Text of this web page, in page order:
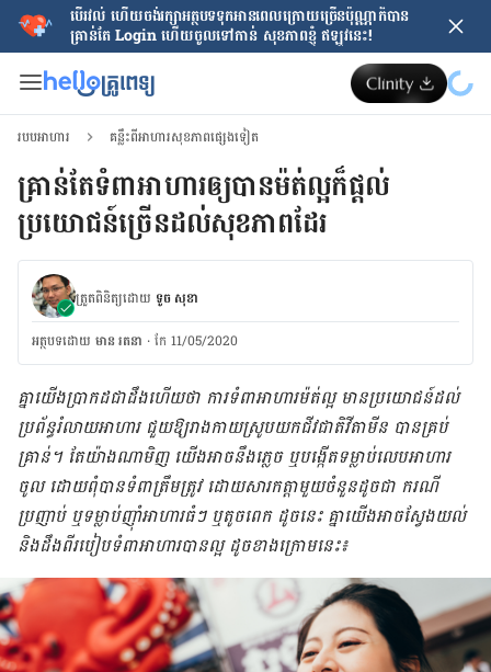
បើរវល់ ហើយចង់​រក្សាអត្ថបទទុកអានពេលក្រោយ​ច្រើនប៉ុណ្ណាក៏បាន
គ្រាន់តែ​ Login ហើយចូលទៅកាន់ សុខភាពខ្ញុំ ឥឡូវនេះ!
របបអាហារ គន្លឹះពីអាហារសុខភាពផ្សេងទៀត
គ្រាន់តែទំពាអាហារឲ្យ​បាន​ម៉ត់ល្អ​ក៏ផ្ដល់
ប្រយោជន៍ច្រើនដល់​សុខភាពដែរ​
ត្រួតពិនិត្យដោយ ទូច សុខា
អត្ថបទ​ដោយ មាន រតនា ·កែ 11/05/2020
គ្នា​យើង​ប្រាកដ​ជា​ដឹង​​ហើយ​ថា ការ​ទំពា​អាហារ​ម៉ត់​ល្អ​ មាន​ប្រយោជន៍​ដល់​
ប្រព័ន្ធ​រំលាយ​អាហារ ជួយ​ឱ្យ​រាង​កាយ​ស្រូប​យក​ជីវជាតិ​វីតាមីន បាន​គ្រប់​
គ្រាន់។ តែ​យ៉ាង​ណា​មិញ យើង​អាច​នឹង​ភ្លេច ឬ​បង្កើត​ទម្លាប់​​​លេប​​អាហារ​
ចូល​​ ដោយ​ពុំ​បាន​ទំពា​ត្រឹម​ត្រូវ​ ដោយ​សារ​កត្តា​​មួយ​ចំនួន​ដូច​ជា ករណី​
ប្រញាប់ ឬ​ទម្លាប់​ញ៉ាំ​អាហារ​ធំ​ៗ ឬ​តូច​ពេក ដូច​នេះ​ គ្នាយើង​អាច​ស្វែង​យល់
និង​ដឹង​ពី​របៀប​ទំពា​អាហារ​បាន​ល្អ ដូច​ខាង​ក្រោម​នេះ​៖